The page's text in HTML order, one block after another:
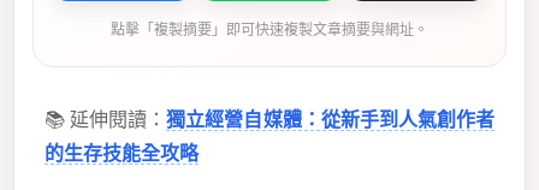
點擊「複製摘要」即可快速複製文章摘要與網址。
📚 延伸閱讀：獨立經營自媒體：從新手到人氣創作者
的生存技能全攻略